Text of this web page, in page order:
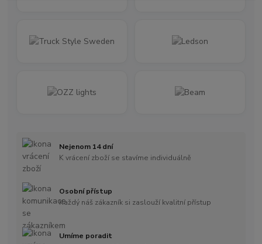
Nejenom 14 dní
K vrácení zboží se stavíme individuálně
Osobní přístup
Každý náš zákazník si zaslouží kvalitní přístup
Umíme poradit